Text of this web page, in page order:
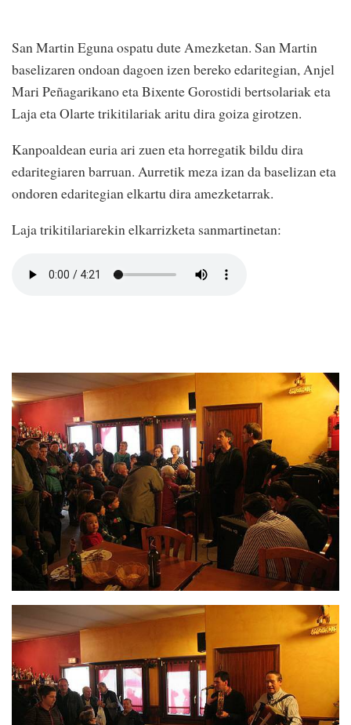
San Martin Eguna ospatu dute Amezketan. San Martin
baselizaren ondoan dagoen izen bereko edaritegian, Anjel
Mari Peñagarikano eta Bixente Gorostidi bertsolariak eta
Laja eta Olarte trikitilariak aritu dira goiza girotzen.
Kanpoaldean euria ari zuen eta horregatik bildu dira
edaritegiaren barruan. Aurretik meza izan da baselizan eta
ondoren edaritegian elkartu dira amezketarrak.
Laja trikitilariarekin elkarrizketa sanmartinetan: